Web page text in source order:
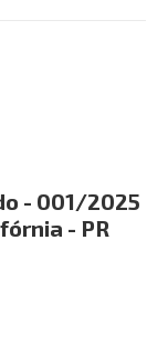
- 001/2025
- PR